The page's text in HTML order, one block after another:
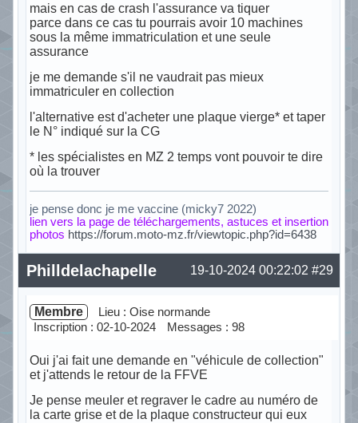
mais en cas de crash l'assurance va tiquer
parce dans ce cas tu pourrais avoir 10 machines
sous la même immatriculation et une seule
assurance
je me demande s'il ne vaudrait pas mieux
immatriculer en collection
l'alternative est d'acheter une plaque vierge* et taper
le N° indiqué sur la CG
* les spécialistes en MZ 2 temps vont pouvoir te dire
où la trouver
je pense donc je me vaccine (micky7 2022)
lien vers la page de téléchargements, astuces et insertion
photos https://forum.moto-mz.fr/viewtopic.php?id=6438
Hors ligne #29
19-10-2024 00:22:02
Philldelachapelle
Membre
Lieu : Oise normande
Inscription : 02-10-2024
Messages : 98
Oui j'ai fait une demande en "véhicule de collection"
et j'attends le retour de la FFVE
Je pense meuler et regraver le cadre au numéro de
la carte grise et de la plaque constructeur qui eux